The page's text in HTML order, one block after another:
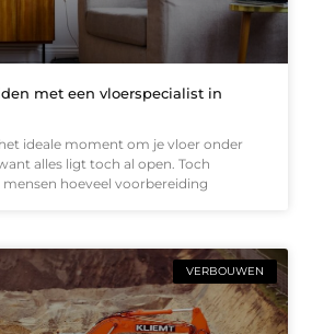
met een vloerspecialist in
ideale moment om je vloer onder
alles ligt toch al open. Toch
hoeveel voorbereiding
VERBOUWEN